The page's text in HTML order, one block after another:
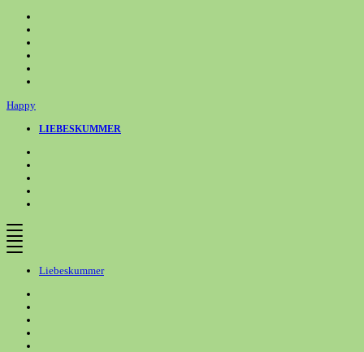
Inhalt
springen
Happy
LIEBESKUMMER
Liebeskummer